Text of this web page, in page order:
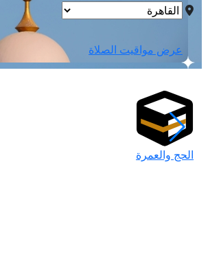
عرض مواقيت الصلاة
الحج والعمرة